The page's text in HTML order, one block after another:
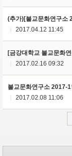
2017.04.12 11:45
2017.02.16 09:32
불교문화연구소 2017-
2017.02.08 11:06